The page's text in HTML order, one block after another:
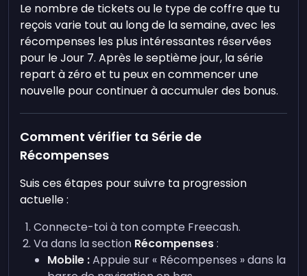
Le nombre de tickets ou le type de coffre que tu
reçois varie tout au long de la semaine, avec les
récompenses les plus intéressantes réservées
pour le Jour 7. Après le septième jour, la série
repart à zéro et tu peux en commencer une
nouvelle pour continuer à accumuler des bonus.
Comment vérifier ta Série de
Récompenses
Suis ces étapes pour suivre ta progression
actuelle :
Connecte-toi à ton compte Freecash.
Va dans la section Récompenses:
Mobile :Appuie sur « Récompenses » dans la